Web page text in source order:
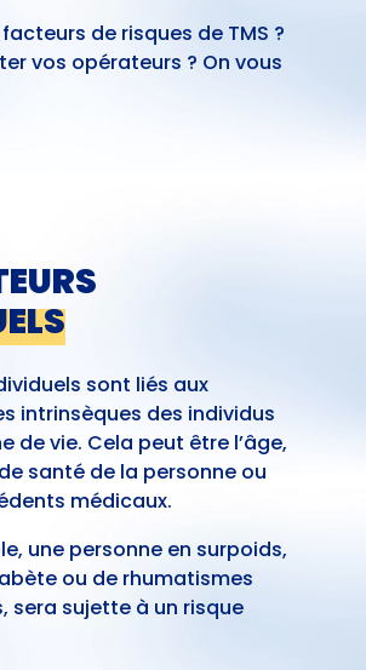
de risques de TMS ?
vos opérateurs ? On vous
sont liés aux
intrinsèques des individus
de vie. Cela peut être l’âge,
santé de la personne ou
médicaux.
une personne en surpoids,
ou de rhumatismes
sera sujette à un risque